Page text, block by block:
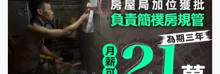
關愛組：「目前簡樸房政策還未落實，租金已經在上升，
當措施落實後，若政府建屋數量追不上，租金只會愈升愈
高，是否到時才會補救？」